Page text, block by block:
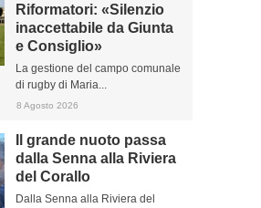
Riformatori: «Silenzio
inaccettabile da Giunta
e Consiglio»
La gestione del campo comunale
di rugby di Maria...
8 Agosto 2026
Il grande nuoto passa
dalla Senna alla Riviera
del Corallo
Dalla Senna alla Riviera del